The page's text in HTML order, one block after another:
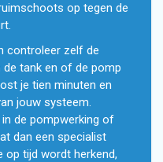
op tegen de
controleer zelf de
tank en of de pomp
je tien minuten en
jouw systeem.
de pompwerking of
dan een specialist
op tijd wordt herkend,